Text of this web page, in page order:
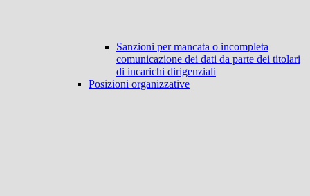
Sanzioni per mancata o incompleta
comunicazione dei dati da parte dei titolari
di incarichi dirigenziali
Posizioni organizzative